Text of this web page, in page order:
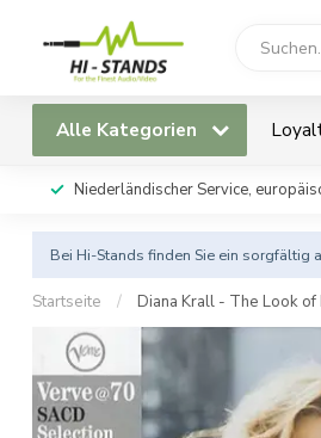
Alle Kategorien
Niederländischer Service,
Bei Hi-Stands finden Sie ein
Startseite / Diana Krall - The Look of